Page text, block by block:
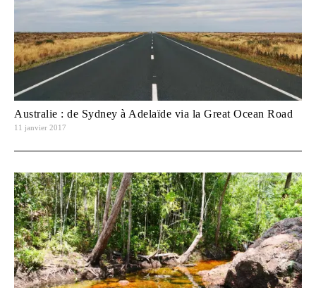
Australie : de Sydney à Adelaïde via la Great Ocean Road
11 janvier 2017